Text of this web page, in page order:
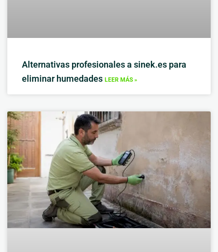
Alternativas profesionales a sinek.es para
eliminar humedades LEER MÁS »